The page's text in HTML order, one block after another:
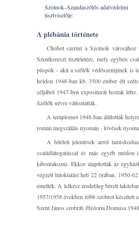
Szolnok–Szandaszőlős adatvédelmi
tisztviselője:
A plébánia története
Chobot szerint a Szolnok városához
Szentkereszt tiszteletére, mely egyben
püspök - akit a szőlők védőszentjének is
holdon 1948-ban kb. 3500 ember élt
céljából 1947-ben expositurát hoztak
Szőlők névre változtatták.
A templomot 1948-ban állították
román megszállás nyomán - lövések
A hitéleti jelentések arról
családlátogatással és más egyéb
kibontakozni. Ekkor alapították az
végzett hitoktatást heti 22 órában. 1950-
emelték. A lelkész eredetileg bérelt
1957/1958 években több szobrot készített
Szent János szobrát. Historia Domusa